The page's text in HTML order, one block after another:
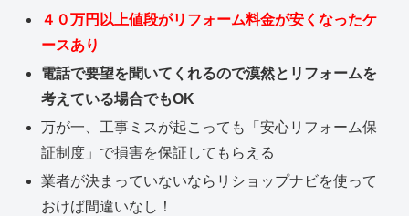
４０万円以上値段がリフォーム料金が安くなったケ
ースあり
電話で要望を聞いてくれるので漠然とリフォームを
考えている場合でもOK
万が一、工事ミスが起こっても「安心リフォーム保
証制度」で損害を保証してもらえる
業者が決まっていないならリショップナビを使って
おけば間違いなし！